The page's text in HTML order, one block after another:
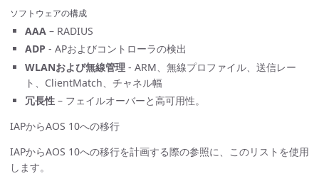
ソフトウェアの構成
AAA – RADIUS
ADP - APおよびコントローラの検出
WLANおよび無線管理 - ARM、無線プロファイル、送信レー
ト、ClientMatch、チャネル幅
冗長性 – フェイルオーバーと高可用性。
IAPからAOS 10への移行
IAPからAOS 10への移行を計画する際の参照に、このリストを使用
します。